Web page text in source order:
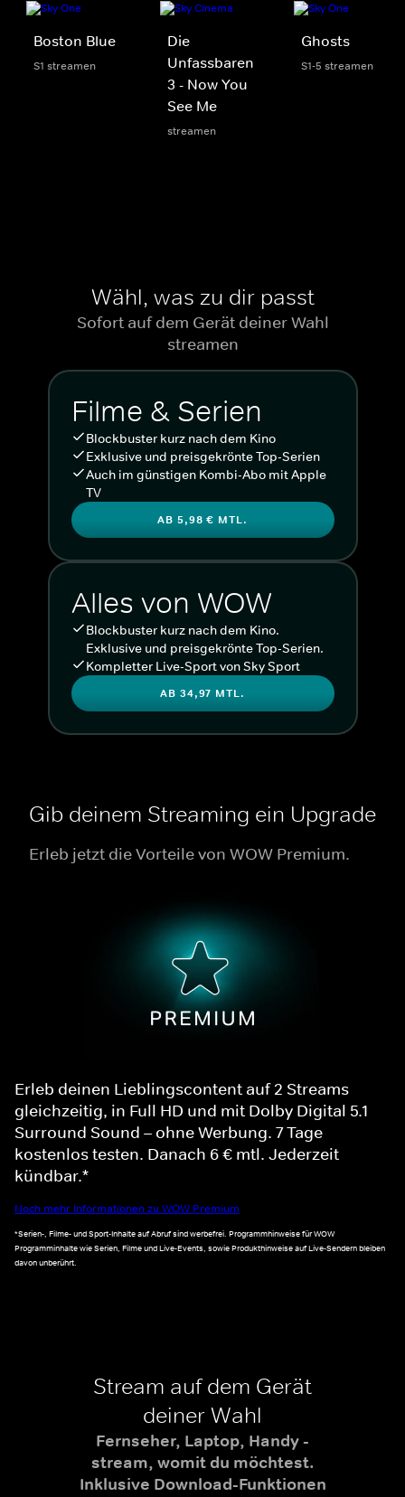
Boston Blue
S1 streamen
Die
Unfassbaren
3 - Now You
See Me
streamen
Ghosts
S1-5 streamen
Wähl, was zu dir passt
Sofort auf dem Gerät deiner Wahl
streamen
Filme & Serien
Blockbuster kurz nach dem Kino
Exklusive und preisgekrönte Top-Serien
Auch im günstigen Kombi-Abo mit Apple
TV
AB 5,98 € MTL.
Alles von WOW
Blockbuster kurz nach dem Kino.
Exklusive und preisgekrönte Top-Serien.
Kompletter Live-Sport von Sky Sport
AB 34,97 MTL.
Gib deinem Streaming ein Upgrade
Erleb jetzt die Vorteile von WOW Premium.
Erleb deinen Lieblingscontent auf 2 Streams
gleichzeitig, in Full HD und mit Dolby Digital 5.1
Surround Sound – ohne Werbung. 7 Tage
kostenlos testen. Danach 6 € mtl. Jederzeit
kündbar.*
Noch mehr Informationen zu WOW Premium
*Serien-, Filme- und Sport-Inhalte auf Abruf sind werbefrei. Programmhinweise für WOW
Programminhalte wie Serien, Filme und Live-Events, sowie Produkthinweise auf Live-Sendern bleiben
davon unberührt.
Stream auf dem Gerät
deiner Wahl
Fernseher, Laptop, Handy -
stream, womit du möchtest.
Inklusive Download-Funktionen